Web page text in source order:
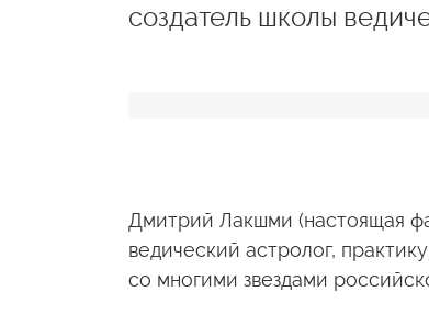
создатель школы
Дмитрий Лакшми (настоящая
ведический астролог,
со многими звездами